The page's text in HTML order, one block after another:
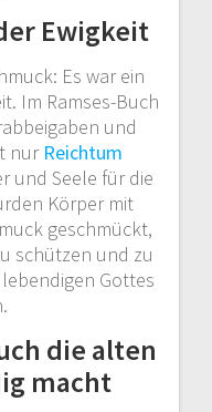
Ewigkeit
Es war ein
Im Ramses-Buch
und
nur Reichtum
und Seele für die
Körper mit
geschmückt,
schützen und zu
Gottes
die alten
macht